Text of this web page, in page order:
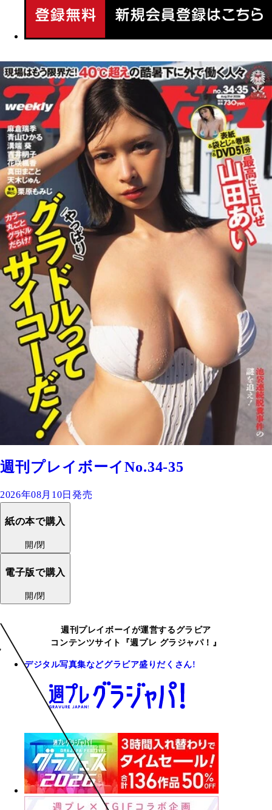
週刊プレイボーイNo.34-35
2026年08月10日発売
紙の本で購入
開/閉
電子版で購入
開/閉
週刊プレイボーイが運営するグラビア
コンテンツサイト『週プレ グラジャパ！』
デジタル写真集などグラビア盛りだくさん!